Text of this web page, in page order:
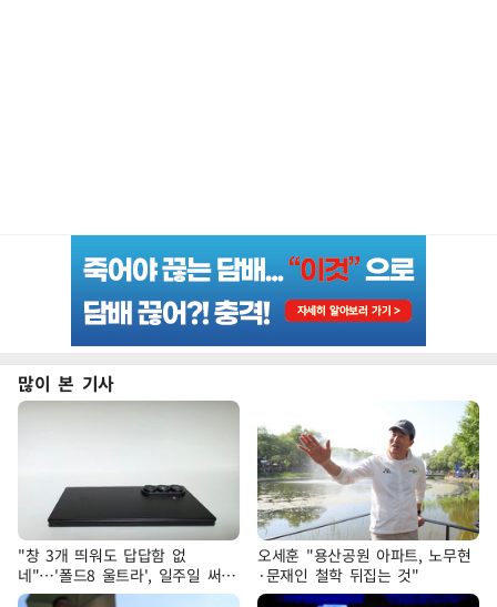
많이 본 기사
"창 3개 띄워도 답답함 없
네"…'폴드8 울트라', 일주일 써보
니
오세훈 "용산공원 아파트, 노무현
·문재인 철학 뒤집는 것"